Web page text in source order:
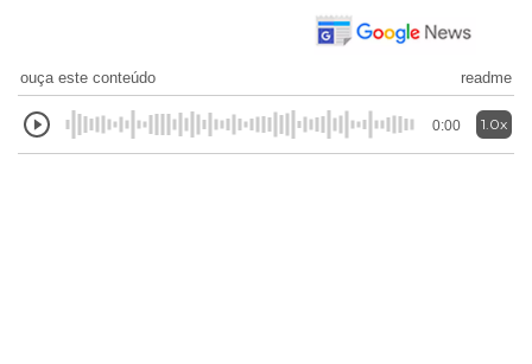
ouça este conteúdo readme
0:00 1.0x